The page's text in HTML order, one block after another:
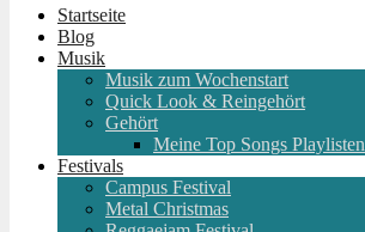
Startseite
Blog
Musik
Musik zum Wochenstart
Quick Look & Reingehört
Gehört
Meine Top Songs Playlisten
Festivals
Campus Festival
Metal Christmas